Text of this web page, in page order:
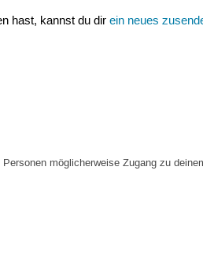
hast, kannst du direin neues
möglicherweise Zugang zu